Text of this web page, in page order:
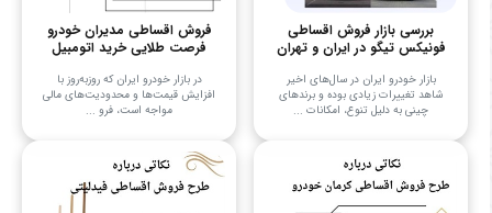
بررسی بازار فروش اقساطی
فونیکس تیگو در ایران و تهران
بازار خودرو ایران در سال‌های اخیر
شاهد تغییرات زیادی بوده و برندهای
چینی به دلیل تنوع، امکانات ...
فروش اقساطی مدیران خودرو
فرصت طلایی خرید اتومبیل
در بازار خودرو ایران که روزبه‌روز با
افزایش قیمت‌ها و محدودیت‌های مالی
مواجه است، فرو ...